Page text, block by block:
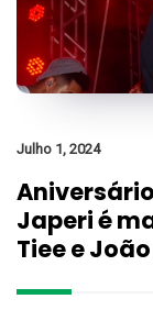
Julho 1, 2024
Japeri é
Tiee e